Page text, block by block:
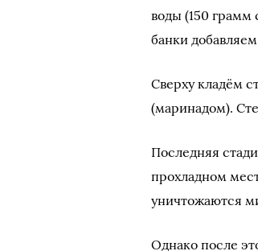
воды (150 грамм
банки
Сверху кладём
(маринадом).
Последняя
прохладном
уничтожаются
Однако после